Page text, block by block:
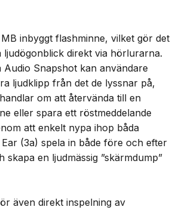
inbyggt flashminne, vilket gör det
ljudögonblick direkt via hörlurarna.
Snapshot kan användare
ljudklipp från det de lyssnar på,
om att återvända till en
eller spara ett röstmeddelande
att enkelt nypa ihop båda
(3a) spela in både före och efter
skapa en ljudmässig ”skärmdump”
även direkt inspelning av